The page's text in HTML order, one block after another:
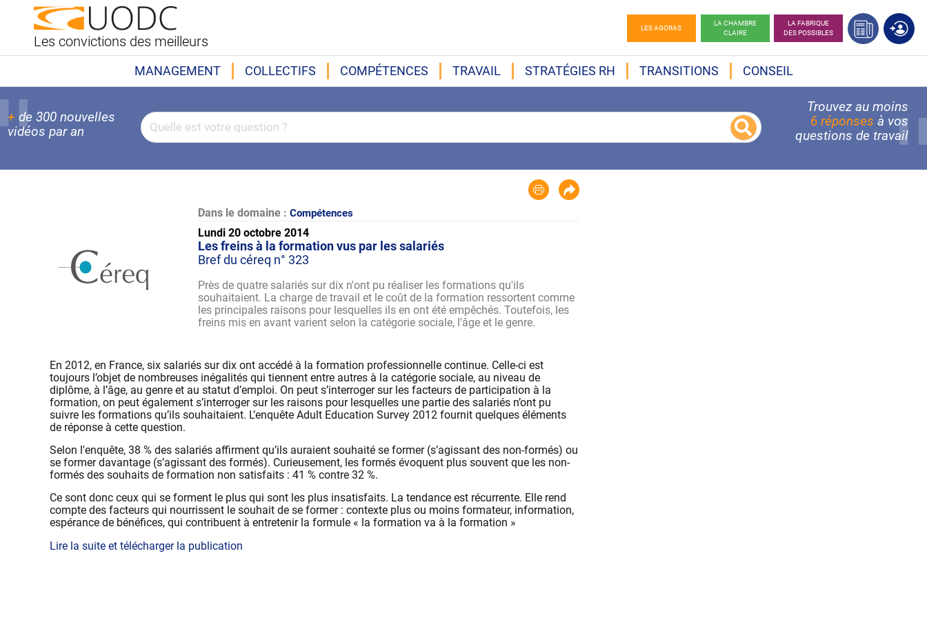
Les convictions des meilleurs
LES AGORAS
LA CHAMBRE
CLAIRE
LA FABRIQUE
DES POSSIBLES
MANAGEMENT COLLECTIFS COMPÉTENCES TRAVAIL STRATÉGIES RH TRANSITIONS CONSEIL
+ de 300 nouvelles
vidéos par an
Trouvez au moins
6 réponses à vos
questions de travail
Dans le domaine : Compétences
Lundi 20 octobre 2014
Les freins à la formation vus par les salariés
Bref du céreq n° 323
Près de quatre salariés sur dix n'ont pu réaliser les formations qu'ils
souhaitaient. La charge de travail et le coût de la formation ressortent comme
les principales raisons pour lesquelles ils en ont été empêchés. Toutefois, les
freins mis en avant varient selon la catégorie sociale, l'âge et le genre.
En 2012, en France, six salariés sur dix ont accédé à la formation professionnelle continue. Celle-ci est
toujours l’objet de nombreuses inégalités qui tiennent entre autres à la catégorie sociale, au niveau de
diplôme, à l’âge, au genre et au statut d’emploi. On peut s’interroger sur les facteurs de participation à la
formation, on peut également s’interroger sur les raisons pour lesquelles une partie des salariés n’ont pu
suivre les formations qu’ils souhaitaient. L’enquête Adult Education Survey 2012 fournit quelques éléments
de réponse à cette question.
Selon l'enquête, 38 % des salariés affirment qu’ils auraient souhaité se former (s’agissant des non-formés) ou
se former davantage (s’agissant des formés). Curieusement, les formés évoquent plus souvent que les non-
formés des souhaits de formation non satisfaits : 41 % contre 32 %.
Ce sont donc ceux qui se forment le plus qui sont les plus insatisfaits. La tendance est récurrente. Elle rend
compte des facteurs qui nourrissent le souhait de se former : contexte plus ou moins formateur, information,
espérance de bénéfices, qui contribuent à entretenir la formule « la formation va à la formation »
Lire la suite et télécharger la publication